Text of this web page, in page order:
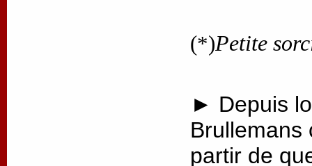
(*)Petite
► Depuis
Brullemans
partir de